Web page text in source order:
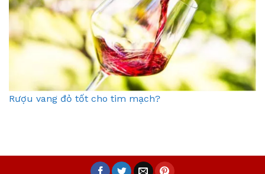
Rượu vang đỏ tốt cho tim mạch?